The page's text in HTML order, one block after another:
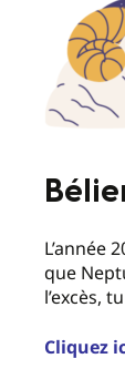
L’année
que
l’excès,
Cliquez